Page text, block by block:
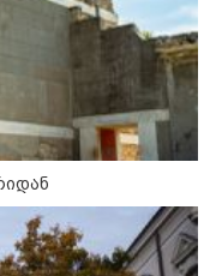
1085.80
1458.10